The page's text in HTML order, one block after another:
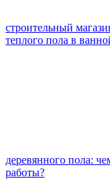
строительный
теплого пола в
деревянного пола:
работы?